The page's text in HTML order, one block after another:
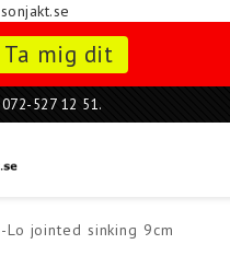
Ta mig dit
527 12 51.
Lo jointed sinking 9cm